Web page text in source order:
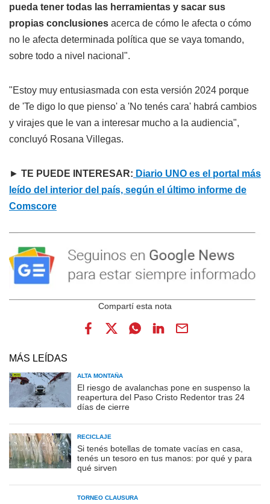
pueda tener todas las herramientas y sacar sus
propias conclusiones acerca de cómo le afecta o cómo
no le afecta determinada política que se vaya tomando,
sobre todo a nivel nacional".
"Estoy muy entusiasmada con esta versión 2024 porque
de 'Te digo lo que pienso' a 'No tenés cara' habrá cambios
y virajes que le van a interesar mucho a la audiencia",
concluyó Rosana Villegas.
► TE PUEDE INTERESAR: Diario UNO es el portal más
leído del interior del país, según el último informe de
Comscore
MÁS LEÍDAS
ALTA MONTAÑA
El riesgo de avalanchas pone en suspenso la
reapertura del Paso Cristo Redentor tras 24
días de cierre
RECICLAJE
Si tenés botellas de tomate vacías en casa,
tenés un tesoro en tus manos: por qué y para
qué sirven
TORNEO CLAUSURA